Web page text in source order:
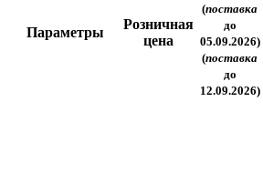
Параметры
Розничная
цена
(поставка
до
05.09.2026)
(поставка
до
12.09.2026)